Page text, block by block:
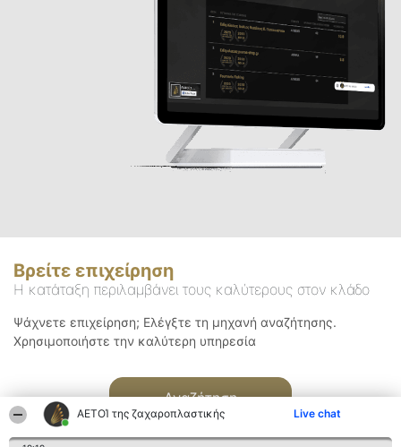
ΑΕΤΟΊ της ζαχαροπλαστικής Live chat
Βρείτε επιχείρηση
Η κατάταξη περιλαμβάνει τους καλύτερους στον κλάδο
Ψάχνετε επιχείρηση; Ελέγξτε τη μηχανή αναζήτησης.
Χρησιμοποιήστε την καλύτερη υπηρεσία
Αναζήτηση